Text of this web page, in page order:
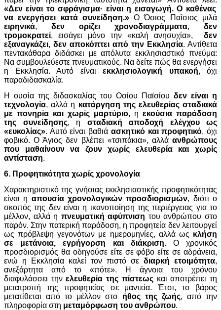
«Δεν είναι το σφράγισμα· είναι η εισαγωγή. Ο καθένας
να ενεργήσει κατά συνείδηση.»Ο Όσιος Παΐσιος μιλά
ειρηνικά, δεν ορίζει χρονοδιαγράμματα, δεν
τρομοκρατεί, εισάγει μόνο την «καλή ανησυχία», δεν
εξαναγκάζει, δεν αποκόπτει από την Εκκλησία. Αντίθετα
πεντακάθαρα διδάσκει με απόλυτα εκκλησιαστικό πνεύμα:
Να συμβουλεύεστε πνευματικούς. Να δείτε πώς θα ενεργήσει
η Εκκλησία. Αυτό είναι εκκλησιολογική υπακοή, όχι
παραδιδασκαλία.
Η ουσία της διδασκαλίας του Οσίου Παϊσίου δεν είναι η
τεχνολογία, αλλά η κατάργηση της ελευθερίας σταδιακά
με πονηρία και χωρίς μαρτύριο, η εκούσια παράδοση
της συνείδησης, η σταδιακή αποδοχή ελέγχου ως
«ευκολίας». Αυτό είναι βαθιά ασκητικό και προφητικό, όχι
φοβικό. Ο Άγιος δεν βλέπει «τσιπάκια», αλλάανθρώπους
που μαθαίνουν να ζουν χωρίς ελευθερία και χωρίς
αντίσταση.
6. Προφητικότητα χωρίς χρονολογία
Χαρακτηριστικό της γνήσιας εκκλησιαστικής προφητικότητας
είναι η απουσία χρονολογικών προσδιορισμών, διότι ο
σκοπός της δεν είναι η ικανοποίηση της περιέργειας για το
μέλλον, αλλά η πνευματική αφύπνιση του ανθρώπου στο
παρόν. Στην πατερική παράδοση, η προφητεία δεν λειτουργεί
ως πρόβλεψη γεγονότων με ημερομηνίες, αλλά ως κλήση
σε μετάνοια, εγρήγορση και διάκριση. Ο χρονικός
προσδιορισμός θα οδηγούσε είτε σε φόβο είτε σε αδράνεια,
ενώ η Εκκλησία καλεί τον πιστό σε διαρκή ετοιμότητα,
ανεξάρτητα από το «πότε». Η άγνοια του χρόνου
διαφυλάσσει τηνελευθερία της πίστεωςκαι αποτρέπει τη
μετατροπή της προφητείας σε μαντεία. Έτσι, το βάρος
μετατίθεται από το μέλλον στο ήθος της ζωής, από την
πληροφορία στη μεταμόρφωση του ανθρώπου.